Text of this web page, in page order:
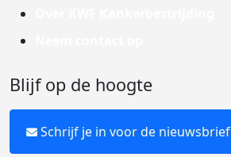
Blijf op de hoogte
Schrijf je in voor de nieuwsbrief